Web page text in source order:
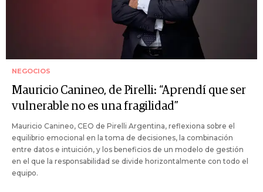
NEGOCIOS
Mauricio Canineo, de Pirelli: “Aprendí que ser
vulnerable no es una fragilidad”
Mauricio Canineo, CEO de Pirelli Argentina, reflexiona sobre el
equilibrio emocional en la toma de decisiones, la combinación
entre datos e intuición, y los beneficios de un modelo de gestión
en el que la responsabilidad se divide horizontalmente con todo el
equipo.